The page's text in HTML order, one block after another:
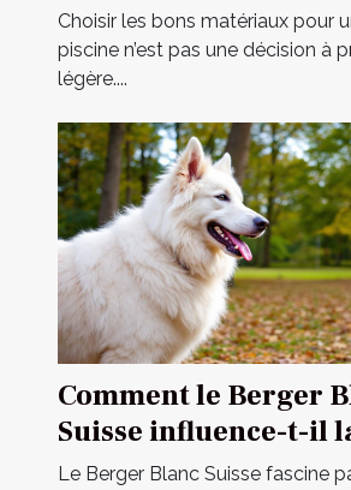
Choisir les bons matériaux pour
piscine n’est pas une décision à
légère....
Comment le Berger
Suisse influence-t-il
dynamique familiale
Le Berger Blanc Suisse fascine